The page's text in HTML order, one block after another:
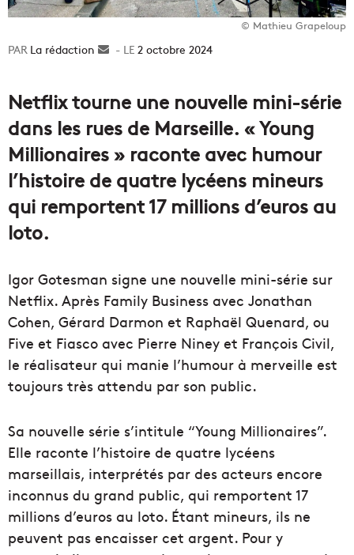
© Mathieu Grapeloup
La rédaction
Envoyer2 octobre 2024
Netflix tourne une nouvelle mini-série
dans les rues de Marseille. « Young
Millionaires » raconte avec humour
l’histoire de quatre lycéens mineurs
qui remportent 17 millions d’euros au
loto.
Igor Gotesman signe une nouvelle mini-série sur
Netflix. Après Family Business avec Jonathan
Cohen, Gérard Darmon et Raphaël Quenard, ou
Five et Fiasco avec Pierre Niney et François Civil,
le réalisateur qui manie l’humour à merveille est
toujours très attendu par son public.
Sa nouvelle série s’intitule “Young Millionaires”.
Elle raconte l’histoire de quatre lycéens
marseillais, interprétés par des acteurs encore
inconnus du grand public, qui remportent 17
millions d’euros au loto. Étant mineurs, ils ne
peuvent pas encaisser cet argent. Pour y